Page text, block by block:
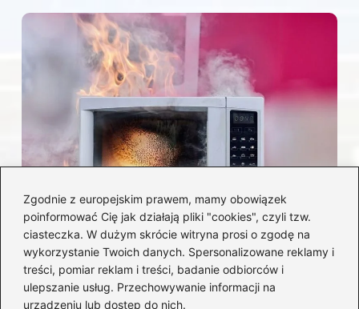
Zgodnie z europejskim prawem, mamy obowiązek
poinformować Cię jak działają pliki "cookies", czyli tzw.
ciasteczka. W dużym skrócie witryna prosi o zgodę na
wykorzystanie Twoich danych. Spersonalizowane reklamy i
treści, pomiar reklam i treści, badanie odbiorców i
ulepszanie usług. Przechowywanie informacji na
urządzeniu lub dostęp do nich.
Czy można włożyć styropian do
mikrofalówki? Przewodnik po
bezpiecznym użytkowaniu sprzętu
kuchennego